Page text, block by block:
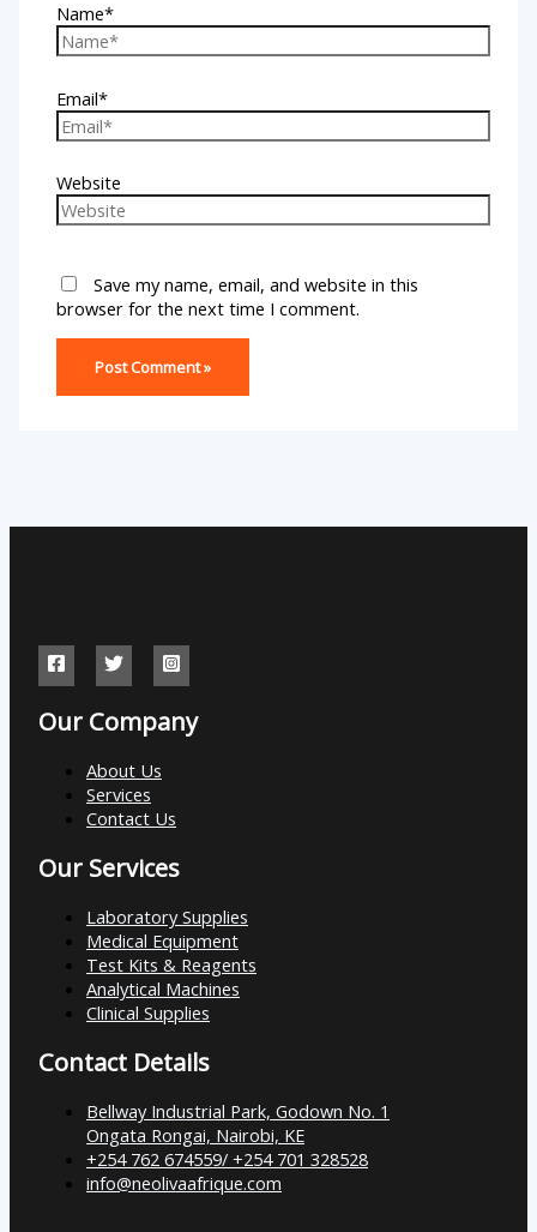
Name*
Email*
Website
Save my name, email, and website in this
browser for the next time I comment.
Our Company
About Us
Services
Contact Us
Our Services
Laboratory Supplies
Medical Equipment
Test Kits & Reagents
Analytical Machines
Clinical Supplies
Contact Details
Bellway Industrial Park, Godown No. 1
Ongata Rongai, Nairobi, KE
+254 762 674559/ +254 701 328528
info@neolivaafrique.com